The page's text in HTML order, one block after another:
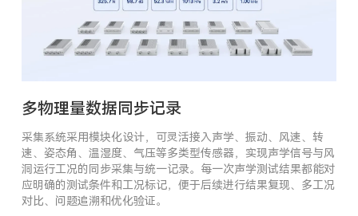
多物理量数据同步记录
采集系统采用模块化设计，可灵活接入声学、振动、风速、转
速、姿态角、温湿度、气压等多类型传感器，实现声学信号与风
洞运行工况的同步采集与统一记录。每一次声学测试结果都能对
应明确的测试条件和工况标记，便于后续进行结果复现、多工况
对比、问题追溯和优化验证。